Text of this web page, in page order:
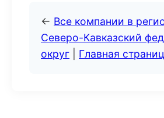
← Все компании в
Северо-Кавказский
округ
Главная